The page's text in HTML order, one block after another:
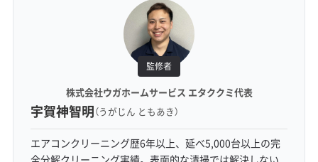
監修者
株式会社ウガホームサービス エタククミ代表
宇賀神智明（うがじん ともあき）
エアコンクリーニング歴6年以上、延べ5,000台以上の完
全分解クリーニング実績。表面的な清掃では解決しない